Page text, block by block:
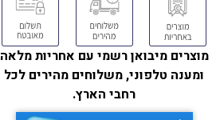
מוצרים מיבואן רשמי עם אחריות מלאה
ומענה טלפוני, משלוחים מהירים לכל
רחבי הארץ.